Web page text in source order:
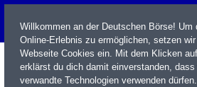
Willkommen an der Deutschen Börse! Um
Online-Erlebnis zu ermöglichen, setzen
Webseite Cookies ein. Mit dem Klicken
erklärst du dich damit einverstanden,
verwandte Technologien verwenden